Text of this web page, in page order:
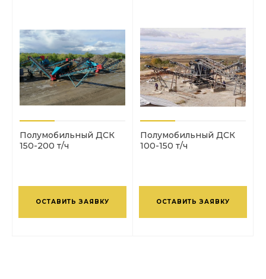
Полумобильный ДСК
150-200 т/ч
ОСТАВИТЬ ЗАЯВКУ
Полумобильный ДСК
100-150 т/ч
ОСТАВИТЬ ЗАЯВКУ